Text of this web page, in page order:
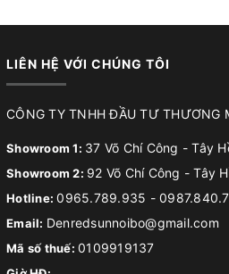
LIÊN HỆ VỚI CHÚNG TÔI
CÔNG TY TNHH ĐẦU TƯ THƯƠNG
Showroom 1: 37 Võ Chí Công - Tây
Showroom 2: 92 Võ Chí Công - Tây
Hotline:0965.789.935 -
Email: Denredsunnoibo@gmail.com
Mã số thuế: 0109919137